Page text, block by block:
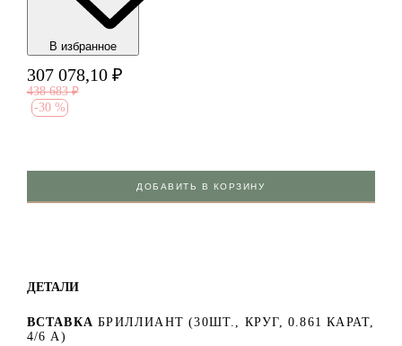
В избранноe
307 078,10 ₽
438 683 ₽
-30 %
ДОБАВИТЬ В КОРЗИНУ
ДЕТАЛИ
ВСТАВКА БРИЛЛИАНТ (30ШТ., КРУГ, 0.861 КАРАТ,
4/6 А)